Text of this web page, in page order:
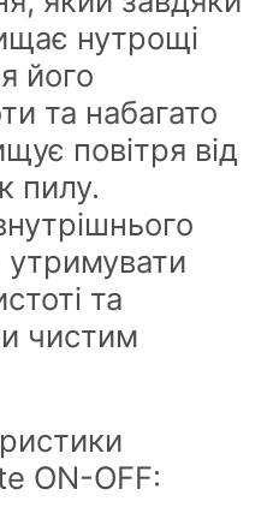
нутрощі
його
та набагато
повітря від
пилу.
та
чистим
ON-OFF: